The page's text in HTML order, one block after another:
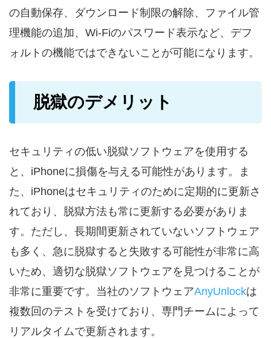
の自動保存、ダウンロード制限の解除、ファイル管
理機能の追加、Wi-Fiのパスワード表示など、デフ
ォルトの機能ではできないことが可能になります。
脱獄のデメリット
セキュリティの低い脱獄ソフトウェアを使用する
と、iPhoneに損傷を与える可能性があります。ま
た、iPhoneはセキュリティのために定期的に更新さ
れており、脱獄方法も常に更新する必要がありま
す。ただし、長期間更新されていないソフトウェア
も多く、急に脱獄すると失敗する可能性が非常に高
いため、適切な脱獄ソフトウェアを見つけることが
非常に重要です。当社のソフトウェアAnyUnlockは
複数回のテストを受けており、専門チームによって
リアルタイムで更新されます。